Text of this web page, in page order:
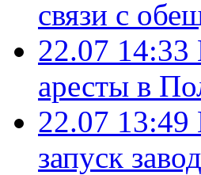
связи с
22.07 14:33
аресты в
22.07 13:49
запуск